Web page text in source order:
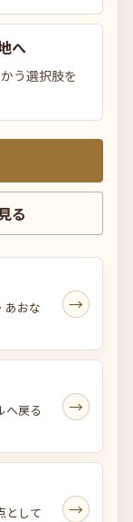
へ
う選択肢を
る
あおな
→
へ戻る
→
として
→